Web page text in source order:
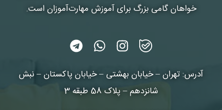
خواهان گامی بزرگ برای آموزش مهارت‌آموزان است.
آدرس: تهران – خیابان بهشتی – خیابان پاکستان – نبش
شانزدهم – پلاک 58 طبقه 3